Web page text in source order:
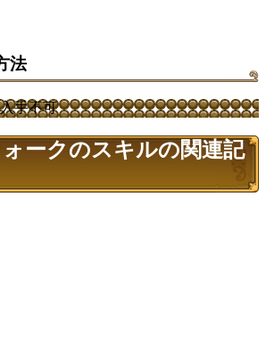
法
手不可
ォークのスキルの関連記